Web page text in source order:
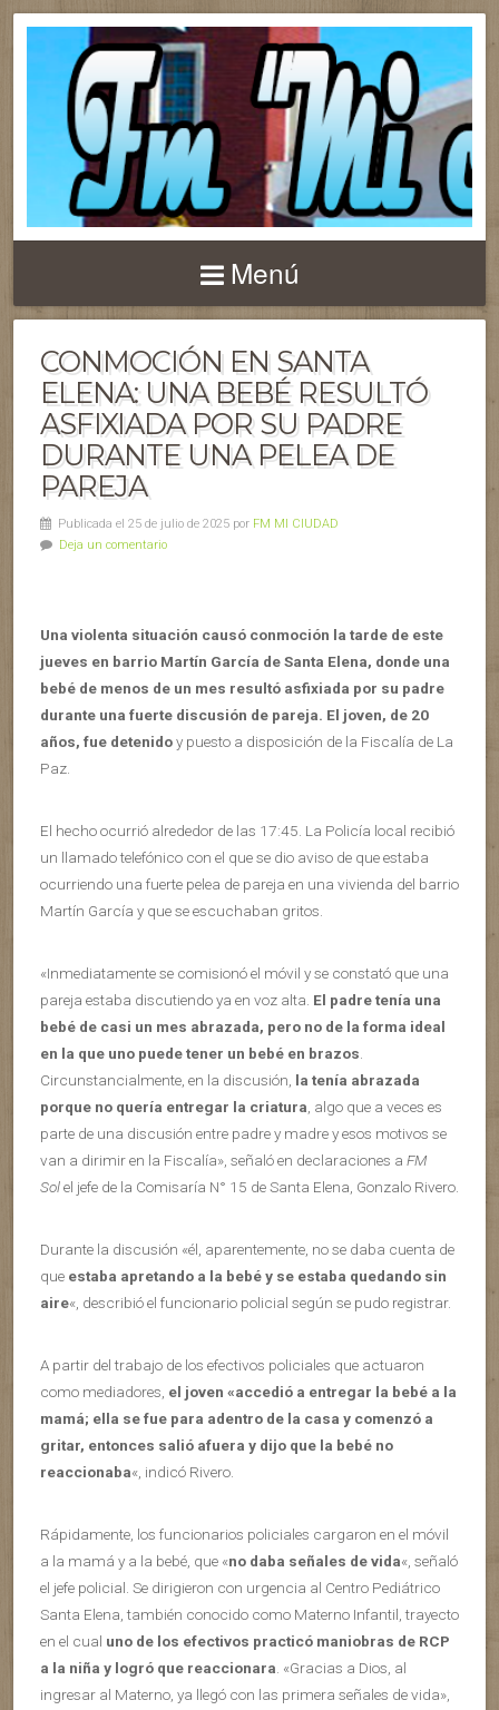
Menú
CONMOCIÓN EN SANTA
ELENA: UNA BEBÉ RESULTÓ
ASFIXIADA POR SU PADRE
DURANTE UNA PELEA DE
PAREJA
Publicada el 25 de julio de 2025 por FM MI CIUDAD
Deja un comentario
Una violenta situación causó conmoción la tarde de este
jueves en barrio Martín García de Santa Elena, donde una
bebé de menos de un mes resultó asfixiada por su padre
durante una fuerte discusión de pareja. El joven, de 20
años, fue detenidoy puesto a disposición de la Fiscalía de La
Paz.
El hecho ocurrió alrededor de las 17:45. La Policía local recibió
un llamado telefónico con el que se dio aviso de que estaba
ocurriendo una fuerte pelea de pareja en una vivienda del barrio
Martín García y que se escuchaban gritos.
«Inmediatamente se comisionó el móvil y se constató que una
pareja estaba discutiendo ya en voz alta. El padre tenía una
bebé de casi un mes abrazada, pero no de la forma ideal
en la que uno puede tener un bebé en brazos
Circunstancialmente, en la discusión, la tenía abrazada
porque no quería entregar la criatura , algo que a veces es
parte de una discusión entre padre y madre y esos motivos se
van a dirimir en la Fiscalía», señaló en declaraciones a FM
Solel jefe de la Comisaría N° 15 de Santa Elena, Gonzalo Rivero.
Durante la discusión «él, aparentemente, no se daba cuenta de
que estaba apretando a la bebé y se estaba quedando sin
aire«, describió el funcionario policial según se pudo registrar.
A partir del trabajo de los efectivos policiales que actuaron
como mediadores, el joven «accedió a entregar la bebé a la
mamá; ella se fue para adentro de la casa y comenzó a
gritar, entonces salió afuera y dijo que la bebé no
reaccionaba«, indicó Rivero.
Rápidamente, los funcionarios policiales cargaron en el móvil
a la mamá y a la bebé, que «no daba señales de vida«, señaló
el jefe policial. Se dirigieron con urgencia al Centro Pediátrico
Santa Elena, también conocido como Materno Infantil, trayecto
en el cual uno de los efectivos practicó maniobras de RCP
a la niña y logró que reaccionara . «Gracias a Dios, al
ingresar al Materno, ya llegó con las primera señales de vida»,